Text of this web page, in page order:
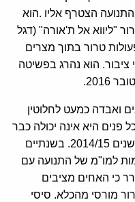
הצטרף אליו .הוא
"ליווא אל ת'אורה" (דגל
טרור בתוך מצרים
ציבור. הוא נהרג בפשיטה
ואבדה כמעט לחלוטין
היא אינה יכולה כבר
לארגן הפגנות גדולות כפי שעשתה בשנים 2014/15. בשנתיים
למו"מ של התנועה עם
כי האחים מציבים
מורסי מהכלא. סיסי